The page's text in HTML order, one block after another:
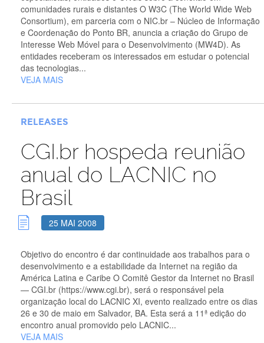
comunidades rurais e distantes O W3C (The World Wide Web
Consortium), em parceria com o NIC.br – Núcleo de Informação
e Coordenação do Ponto BR, anuncia a criação do Grupo de
Interesse Web Móvel para o Desenvolvimento (MW4D). As
entidades receberam os interessados em estudar o potencial
das tecnologias...
VEJA MAIS
RELEASES
CGI.br hospeda reunião
anual do LACNIC no
Brasil
25 MAI 2008
Objetivo do encontro é dar continuidade aos trabalhos para o
desenvolvimento e a estabilidade da Internet na região da
América Latina e Caribe O Comitê Gestor da Internet no Brasil
— CGI.br (https://www.cgi.br), será o responsável pela
organização local do LACNIC XI, evento realizado entre os dias
26 e 30 de maio em Salvador, BA. Esta será a 11ª edição do
encontro anual promovido pelo LACNIC...
VEJA MAIS